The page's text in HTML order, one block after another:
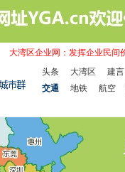
大湾区企业网：发挥企业民间
头条
大湾区 建言
交通
地铁 航空